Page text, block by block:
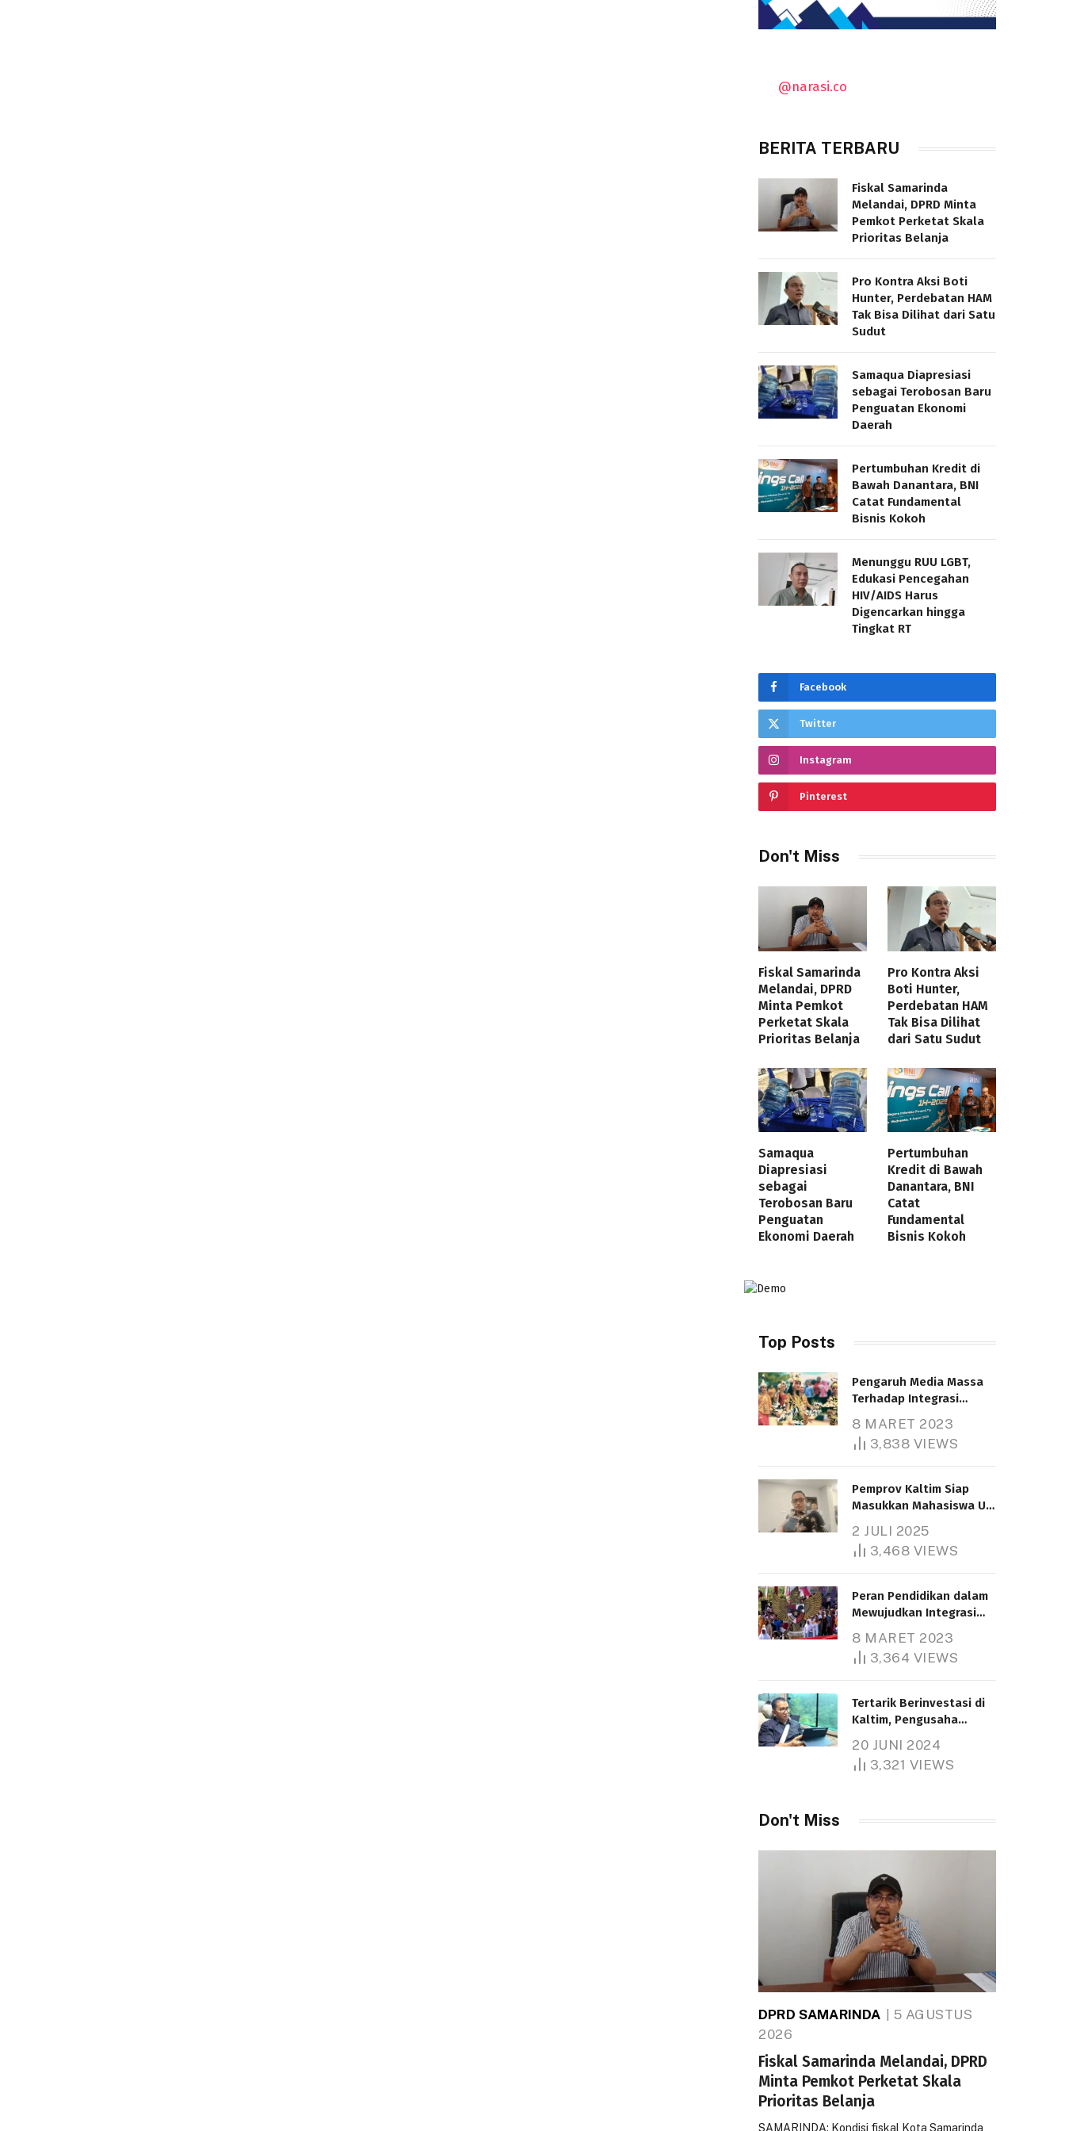
@narasi.co
BERITA TERBARU
Fiskal Samarinda
Melandai, DPRD Minta
Pemkot Perketat Skala
Prioritas Belanja
Pro Kontra Aksi Boti
Hunter, Perdebatan HAM
Tak Bisa Dilihat dari Satu
Sudut
Samaqua Diapresiasi
sebagai Terobosan Baru
Penguatan Ekonomi
Daerah
Pertumbuhan Kredit di
Bawah Danantara, BNI
Catat Fundamental
Bisnis Kokoh
Menunggu RUU LGBT,
Edukasi Pencegahan
HIV/AIDS Harus
Digencarkan hingga
Tingkat RT
Facebook
Twitter
Instagram
Pinterest
Don't Miss
Fiskal Samarinda
Melandai, DPRD
Minta Pemkot
Perketat Skala
Prioritas Belanja
Pro Kontra Aksi
Boti Hunter,
Perdebatan HAM
Tak Bisa Dilihat
dari Satu Sudut
Samaqua
Diapresiasi
sebagai
Terobosan Baru
Penguatan
Ekonomi Daerah
Pertumbuhan
Kredit di Bawah
Danantara, BNI
Catat
Fundamental
Bisnis Kokoh
Top Posts
Pengaruh Media Massa
Terhadap Integrasi
8 MARET 2023
3,838 VIEWS
Pemprov Kaltim Siap
Masukkan Mahasiswa UT
Bantuan Pendidikan
Gratispol
2 JULI 2025
3,468 VIEWS
Peran Pendidikan dalam
Mewujudkan Integrasi
8 MARET 2023
3,364 VIEWS
Tertarik Berinvestasi di
Kaltim, Pengusaha
1.000 Hektare
20 JUNI 2024
3,321 VIEWS
Don't Miss
DPRD SAMARINDA
5 AGUSTUS
2026
Fiskal Samarinda Melandai, DPRD
Minta Pemkot Perketat Skala
Prioritas Belanja
SAMARINDA: Kondisi fiskal Kota Samarinda